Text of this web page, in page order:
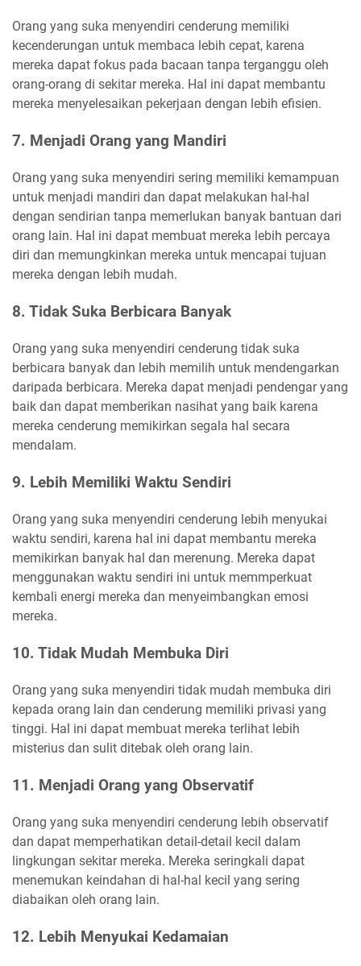
Orang yang suka menyendiri cenderung memiliki
kecenderungan untuk membaca lebih cepat, karena
mereka dapat fokus pada bacaan tanpa terganggu oleh
orang-orang di sekitar mereka. Hal ini dapat membantu
mereka menyelesaikan pekerjaan dengan lebih efisien.
7. Menjadi Orang yang Mandiri
Orang yang suka menyendiri sering memiliki kemampuan
untuk menjadi mandiri dan dapat melakukan hal-hal
dengan sendirian tanpa memerlukan banyak bantuan dari
orang lain. Hal ini dapat membuat mereka lebih percaya
diri dan memungkinkan mereka untuk mencapai tujuan
mereka dengan lebih mudah.
8. Tidak Suka Berbicara Banyak
Orang yang suka menyendiri cenderung tidak suka
berbicara banyak dan lebih memilih untuk mendengarkan
daripada berbicara. Mereka dapat menjadi pendengar yang
baik dan dapat memberikan nasihat yang baik karena
mereka cenderung memikirkan segala hal secara
mendalam.
9. Lebih Memiliki Waktu Sendiri
Orang yang suka menyendiri cenderung lebih menyukai
waktu sendiri, karena hal ini dapat membantu mereka
memikirkan banyak hal dan merenung. Mereka dapat
menggunakan waktu sendiri ini untuk memmperkuat
kembali energi mereka dan menyeimbangkan emosi
mereka.
10. Tidak Mudah Membuka Diri
Orang yang suka menyendiri tidak mudah membuka diri
kepada orang lain dan cenderung memiliki privasi yang
tinggi. Hal ini dapat membuat mereka terlihat lebih
misterius dan sulit ditebak oleh orang lain.
11. Menjadi Orang yang Observatif
Orang yang suka menyendiri cenderung lebih observatif
dan dapat memperhatikan detail-detail kecil dalam
lingkungan sekitar mereka. Mereka seringkali dapat
menemukan keindahan di hal-hal kecil yang sering
diabaikan oleh orang lain.
12. Lebih Menyukai Kedamaian